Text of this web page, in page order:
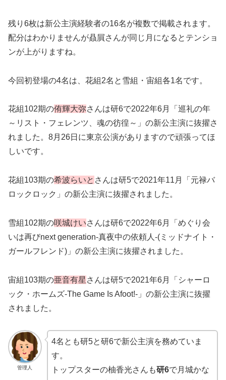
残り6枚は新公主演経験者の16名が複数で掲載されます。
配分はわかりませんが贔屓さんが同じ月になるとテンショ
ンが上がりますね。
今回初登場の4名は、花組2名と雪組・宙組各1名です。
花組102期の侑輝大弥さんは研6で2022年6月「巡礼の年
～リスト・フェレンツ、魂の彷徨～」の新公主演に抜擢さ
れました。8月26日に東京公演がありますので頑張ってほ
しいです。
花組103期の希波らいと さんは研5で2021年11月「元禄バ
ロックロック」の新公主演に抜擢されました。
雪組102期の咲城けいさんは研6で2022年6月「めぐり会
いは再びnext generation-真夜中の依頼人-(ミッドナイト・
ガールフレンド)」の新公主演に抜擢されました。
宙組103期の亜音有星 さんは研5で2021年6月「シャーロ
ック・ホームズ-The Game Is Afoot!-」の新公主演に抜擢
されました。
管理人
4名とも研5と研6で新公主演を務めていま
す。
トップスターの柚香光さんも研6で月城かな